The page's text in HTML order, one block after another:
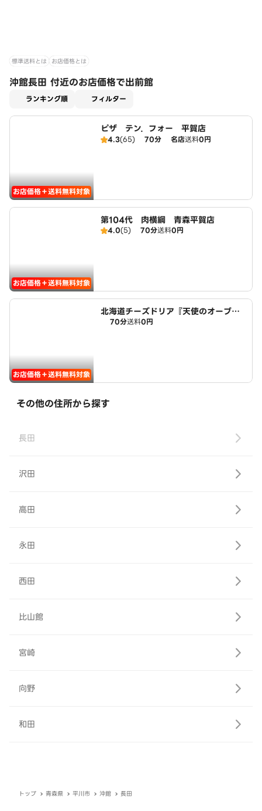
標準送料とは お店価格とは
沖館長田 付近のお店価格で出前館
ランキング順 フィルター
お店価格＋送料無料対象
ピザ テン．フォー 平賀店
4.3(65) 70分 名店送料0円
お店価格＋送料無料対象
第104代 肉横綱 青森平賀店
4.0(5) 70分送料0円
お店価格＋送料無料対象
北海道チーズドリア『天使のオーブ
ン』平賀店
70分送料0円
その他の住所から探す
長田
沢田
高田
永田
西田
比山館
宮崎
向野
和田
トップ 青森県 平川市 沖館 長田